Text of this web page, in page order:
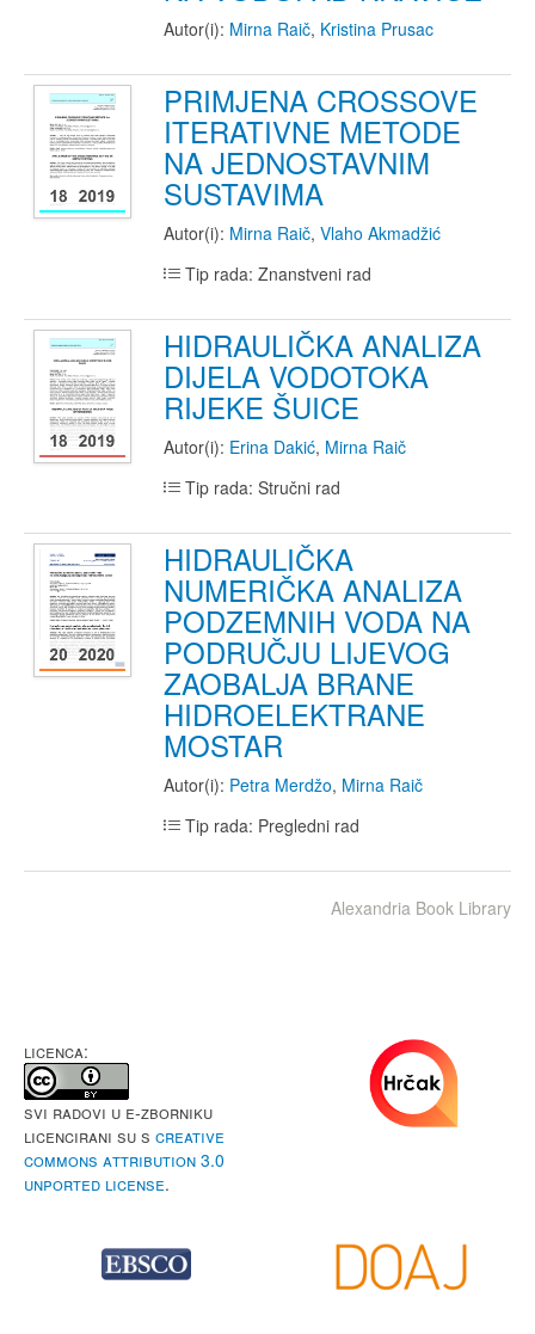
Autor(i): Mirna Raič, Kristina Prusac
PRIMJENA CROSSOVE
ITERATIVNE METODE
NA JEDNOSTAVNIM
SUSTAVIMA
Autor(i): Mirna Raič, Vlaho Akmadžić
Tip rada: Znanstveni rad
HIDRAULIČKA ANALIZA
DIJELA VODOTOKA
RIJEKE ŠUICE
Autor(i): Erina Dakić, Mirna Raič
Tip rada: Stručni rad
HIDRAULIČKA
NUMERIČKA ANALIZA
PODZEMNIH VODA NA
PODRUČJU LIJEVOG
ZAOBALJA BRANE
HIDROELEKTRANE
MOSTAR
Autor(i): Petra Merdžo, Mirna Raič
Tip rada: Pregledni rad
Alexandria Book Library
LICENCA:
Svi radovi u e-Zborniku
licencirani su s Creative
Commons Attribution 3.0
Unported License.